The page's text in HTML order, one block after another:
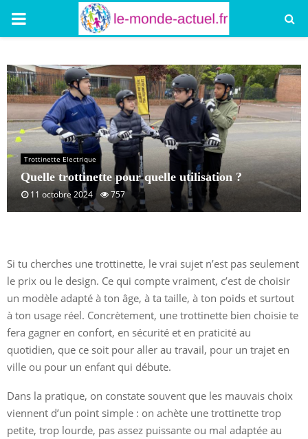
PRIMARY
Trottinette Electrique
Quelle trottinette pour quelle utilisation ?
11 octobre 2024 757
Si tu cherches une trottinette, le vrai sujet n’est pas seulement
le prix ou le design. Ce qui compte vraiment, c’est de choisir
un modèle adapté à ton âge, à ta taille, à ton poids et surtout
à ton usage réel. Concrètement, une trottinette bien choisie te
fera gagner en confort, en sécurité et en praticité au
quotidien, que ce soit pour aller au travail, pour un trajet en
ville ou pour un enfant qui débute.
Dans la pratique, on constate souvent que les mauvais choix
viennent d’un point simple : on achète une trottinette trop
petite, trop lourde, pas assez puissante ou mal adaptée au